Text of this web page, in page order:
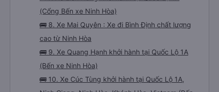
(Cổng Bến xe Ninh Hòa)
🚌 8. Xe Mai Quyên : Xe đi Bình Định chất lượng
cao từ Ninh Hòa
🚌 9. Xe Quang Hạnh khởi hành tại Quốc Lộ 1A
(Bến xe Ninh Hòa)
🚌 10. Xe Cúc Tùng khởi hành tại Quốc Lộ 1A,